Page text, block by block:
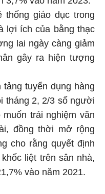
thống giáo dục trong
lợi ích của bằng thạc
lai ngày càng giảm
gây ra hiện tượng
tuyển dụng hàng
tháng 2, 2/3 số người
trải nghiệm văn
đồng thời mở rộng
cho rằng quyết định
liệt trên sân nhà,
vào năm 2021.